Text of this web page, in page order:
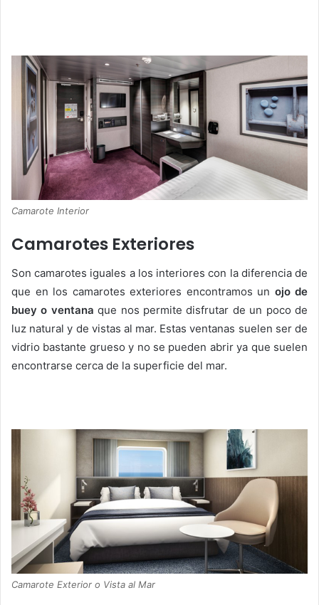
Camarote Interior
Camarotes Exteriores
Son camarotes iguales a los interiores con la diferencia de
que en los camarotes exteriores encontramos un ojo de
buey o ventana que nos permite disfrutar de un poco de
luz natural y de vistas al mar. Estas ventanas suelen ser de
vidrio bastante grueso y no se pueden abrir ya que suelen
encontrarse cerca de la superficie del mar.
Camarote Exterior o Vista al Mar